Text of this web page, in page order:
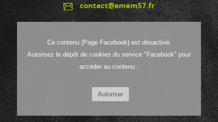
contact@amem57.fr
Ce contenu (Page Facebook) est désactivé.
Autorisez le dépôt de cookies du service "Facebook" pour
accéder au contenu :
Autoriser